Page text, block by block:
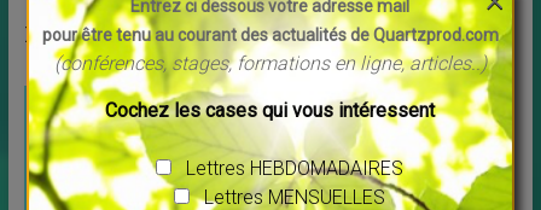
Les Portes magiques de l’univers
UNE QUESTION, UN RENSEIGNEMENT ?
Contactez moi par mail -
Entrez ci dessous votre adresse mail
pour être tenu au courant des actualités de Quartzprod.com
(conférences, stages, formations en ligne, articles..)
Cochez les cases qui vous intéressent
Lettres HEBDOMADAIRES
Lettres MENSUELLES